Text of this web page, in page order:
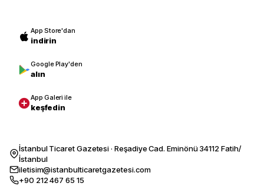
App Store'dan
indirin
Google Play'den
alın
App Galeri ile
keşfedin
İstanbul Ticaret Gazetesi · Reşadiye Cad. Eminönü 34112 Fatih/
İstanbul
iletisim@istanbulticaretgazetesi.com
+90 212 467 65 15